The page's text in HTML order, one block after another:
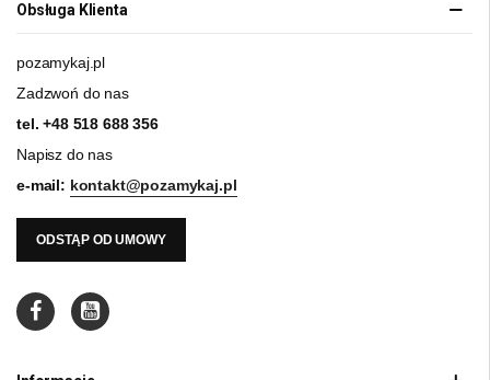
Obsługa Klienta
pozamykaj.pl
Zadzwoń do nas
tel.+48 518 688 356
Napisz do nas
e-mail: kontakt@pozamykaj.pl
ODSTĄP OD UMOWY